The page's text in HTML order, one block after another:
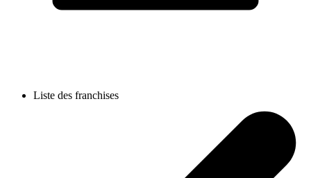
Liste des franchises